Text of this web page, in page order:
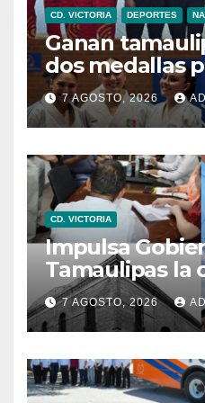
CD. VICTORIA DEPORTES
Ganan
dos medallas
los Juegos
y del Caribe
7 AGOSTO, 2026
CD. VICTORIA
Impulsa
Tamaulipas la
del histórico
Argüelles
7 AGOSTO, 2026